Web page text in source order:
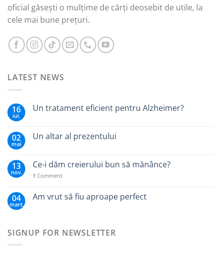
oficial găsești o mulțime de cărți deosebit de utile, la
cele mai bune prețuri.
LATEST NEWS
16
iul.
Un tratament eficient pentru Alzheimer?
02
mai
Un altar al prezentului
13
nov.
Ce-i dăm creierului bun să mănânce?
1 Comment
04
mart.
Am vrut să fiu aproape perfect
SIGNUP FOR NEWSLETTER